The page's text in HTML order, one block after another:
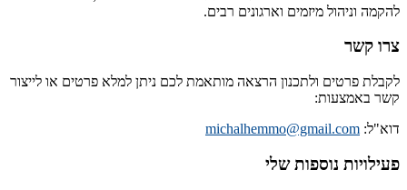
להקמה וניהול מיזמים וארגונים רבים.
צרו קשר
לקבלת פרטים ולתכנון הרצאה מותאמת לכם ניתן למלא פרטים או לייצור
קשר באמצעות:
דוא"ל: michalhemmo@gmail.com
פעילויות נוספות שלי